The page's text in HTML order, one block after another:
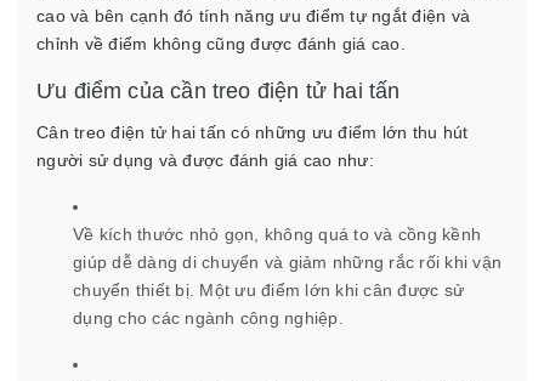
cao và bên cạnh đó tính năng ưu điểm tự ngắt điện và
chỉnh về điểm không cũng được đánh giá cao.
Ưu điểm của cần treo điện tử hai tấn
Cân treo điện tử hai tấn có những ưu điểm lớn thu hút
người sử dụng và được đánh giá cao như:
Về kích thước nhỏ gọn, không quá to và cồng kềnh
giúp dễ dàng di chuyển và giảm những rắc rối khi vận
chuyển thiết bị. Một ưu điểm lớn khi cân được sử
dụng cho các ngành công nghiệp.